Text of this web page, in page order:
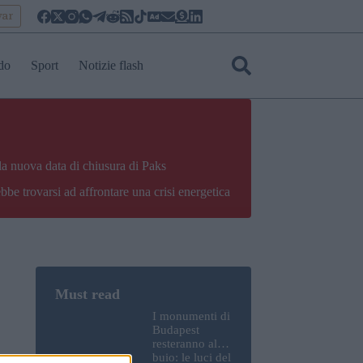
Sport Notizie flash
nuova data di chiusura di Paks
trovarsi ad affrontare una crisi energetica
I monumenti di
Budapest
resteranno al
buio: le luci del